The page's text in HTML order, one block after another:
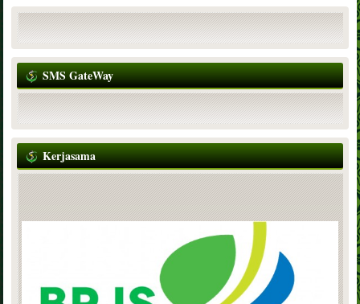
SMS GateWay
Kerjasama